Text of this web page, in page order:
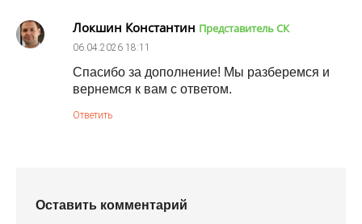
Локшин Константин Представитель СК
06.04.2026 18:11
Спасибо за дополнение! Мы разберемся и
вернемся к вам с ответом.
Ответить
Оставить комментарий